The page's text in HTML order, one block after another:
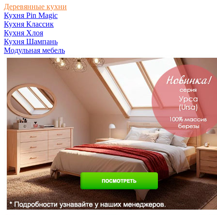
Деревянные кухни
Кухня Pin Magic
Кухня Классик
Кухня Хлоя
Кухня Шампань
Модульная мебель